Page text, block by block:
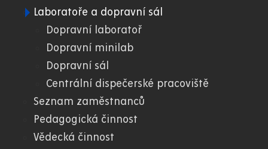
DFJP
Laboratoře a dopravní sál
Dopravní laboratoř
Dopravní minilab
Dopravní sál
Centrální dispečerské pracoviště
Seznam zaměstnanců
Pedagogická činnost
Vědecká činnost